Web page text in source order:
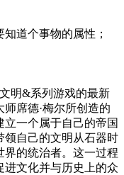
道个事物的属性；
明&系列游戏的最新
席德·梅尔所创造的
立一个属于自己的帝国
领自己的文明从石器时
的统治者。这一过程
文化并与历史上的众